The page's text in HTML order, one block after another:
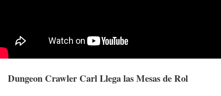
Dungeon Crawler Carl Llega las Mesas de Rol